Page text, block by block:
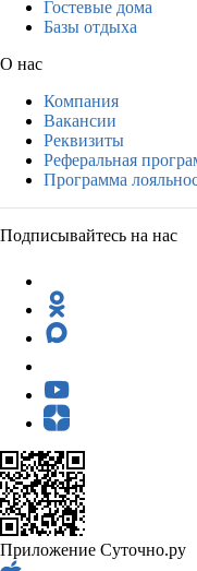
Гостевые дома
Базы отдыха
О нас
Компания
Вакансии
Реквизиты
Реферальная
Программа
Подписывайтесь на нас
Приложение Суточно.ру